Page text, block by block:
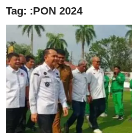
Futsalhita
Sportainment
Total Sports
Contact
Pedoman Media Siber
Tag: :PON 2024